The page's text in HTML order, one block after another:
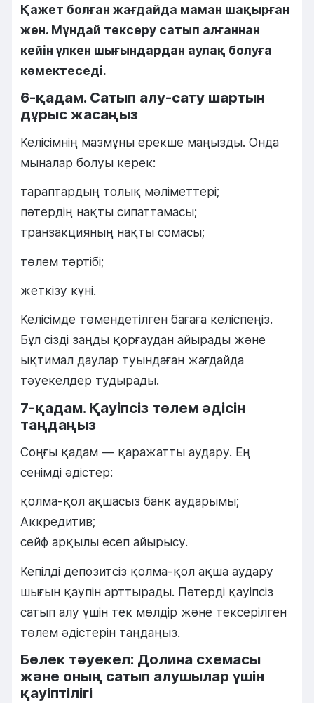
Қажет болған жағдайда маман шақырған
жөн. Мұндай тексеру сатып алғаннан
кейін үлкен шығындардан аулақ болуға
көмектеседі.
6-қадам. Сатып алу-сату шартын
дұрыс жасаңыз
Келісімнің мазмұны ерекше маңызды. Онда
мыналар болуы керек:
тараптардың толық мәліметтері;
пәтердің нақты сипаттамасы;
транзакцияның нақты сомасы;
төлем тәртібі;
жеткізу күні.
Келісімде төмендетілген бағаға келіспеңіз.
Бұл сізді заңды қорғаудан айырады және
ықтимал даулар туындаған жағдайда
тәуекелдер тудырады.
7-қадам. Қауіпсіз төлем әдісін
таңдаңыз
Соңғы қадам — ​​қаражатты аудару. Ең
сенімді әдістер:
қолма-қол ақшасыз банк аударымы;
Аккредитив;
сейф арқылы есеп айырысу.
Кепілді депозитсіз қолма-қол ақша аудару
шығын қаупін арттырады. Пәтерді қауіпсіз
сатып алу үшін тек мөлдір және тексерілген
төлем әдістерін таңдаңыз.
Бөлек тәуекел: Долина схемасы
және оның сатып алушылар үшін
қауіптілігі